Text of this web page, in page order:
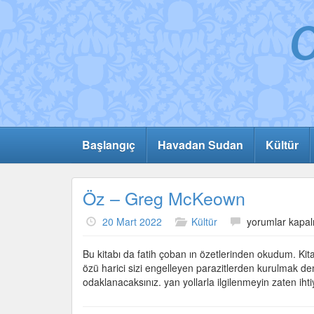
Başlangıç Havadan Sudan Kültür
Öz – Greg McKeown
20 Mart 2022 Kültür
Öz
Greg
McKeown
için
yorumlar kapalı
Bu kitabı da fatih çoban ın özetlerinden okudum.
özü harici sizi engelleyen parazitlerden kurulmak
odaklanacaksınız. yan yollarla ilgilenmeyin zaten